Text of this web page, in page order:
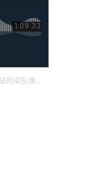
(吳永霖長老)